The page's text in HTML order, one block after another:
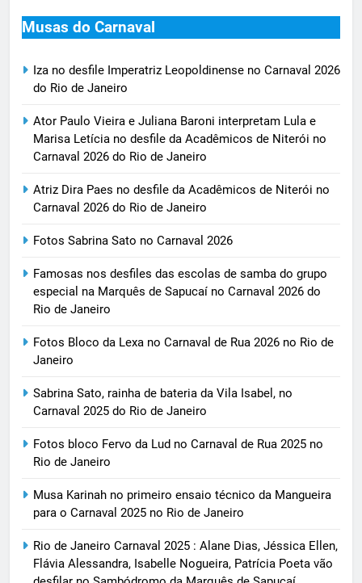
Musas do Carnaval
Iza no desfile Imperatriz Leopoldinense no Carnaval 2026
do Rio de Janeiro
Ator Paulo Vieira e Juliana Baroni interpretam Lula e
Marisa Letícia no desfile da Acadêmicos de Niterói no
Carnaval 2026 do Rio de Janeiro
Atriz Dira Paes no desfile da Acadêmicos de Niterói no
Carnaval 2026 do Rio de Janeiro
Fotos Sabrina Sato no Carnaval 2026
Famosas nos desfiles das escolas de samba do grupo
especial na Marquês de Sapucaí no Carnaval 2026 do
Rio de Janeiro
Fotos Bloco da Lexa no Carnaval de Rua 2026 no Rio de
Janeiro
Sabrina Sato, rainha de bateria da Vila Isabel, no
Carnaval 2025 do Rio de Janeiro
Fotos bloco Fervo da Lud no Carnaval de Rua 2025 no
Rio de Janeiro
Musa Karinah no primeiro ensaio técnico da Mangueira
para o Carnaval 2025 no Rio de Janeiro
Rio de Janeiro Carnaval 2025 : Alane Dias, Jéssica Ellen,
Flávia Alessandra, Isabelle Nogueira, Patrícia Poeta vão